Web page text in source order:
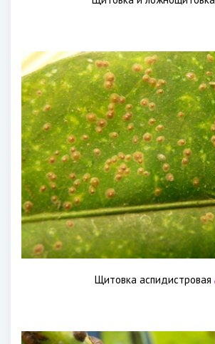
Щитовка аспидистровая